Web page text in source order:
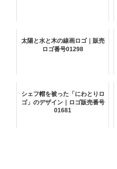
太陽と水と木の線画ロゴ｜販売
ロゴ番号01298
シェフ帽を被った「にわとりロ
ゴ」のデザイン｜ロゴ販売番号
01681